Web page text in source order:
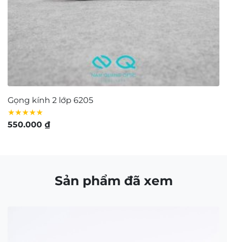
Gọng kính 2 lớp 6205
★★★★★
550.000 ₫
Sản phẩm đã xem